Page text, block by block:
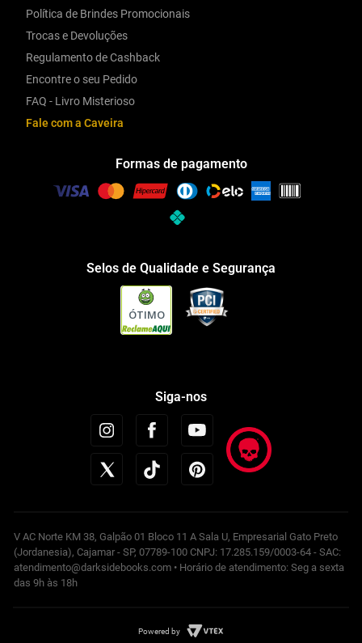
Política de Brindes Promocionais
Trocas e Devoluções
Regulamento de Cashback
Encontre o seu Pedido
FAQ - Livro Misterioso
Fale com a Caveira
Formas de pagamento
Selos de Qualidade e Segurança
ÓTIMO
Siga-nos
V AC Norte KM 38, Galpão 01 Bloco 11 A Sala U, Empresarial Gato Preto
(Jordanesia), Cajamar - SP, 07789-100 CNPJ: 17.285.159/0003-64 - SAC:
atendimento@darksidebooks.com • Horário de atendimento: Seg a sexta
das 9h às 18h
Powered by